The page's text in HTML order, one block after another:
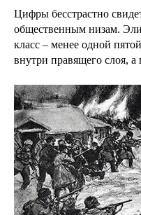
Цифры бесстрастно
общественным низам.
класс – менее одной
внутри правящего слоя,